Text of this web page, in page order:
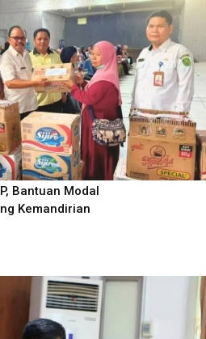
Bantuan Modal
Kemandirian